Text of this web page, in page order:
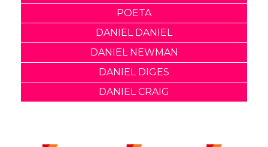
POETA
DANIEL DANIEL
DANIEL NEWMAN
DANIEL DIGES
DANIEL CRAIG